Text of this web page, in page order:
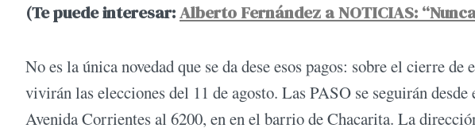
(Te puede interesar:Alberto Fernández a NOTICIAS:
No es la única novedad que se da dese esos pagos: sobre el cierre
vivirán las elecciones del 11 de agosto. Las PASO se seguirán
Avenida Corrientes al 6200, en en el barrio de Chacarita. La